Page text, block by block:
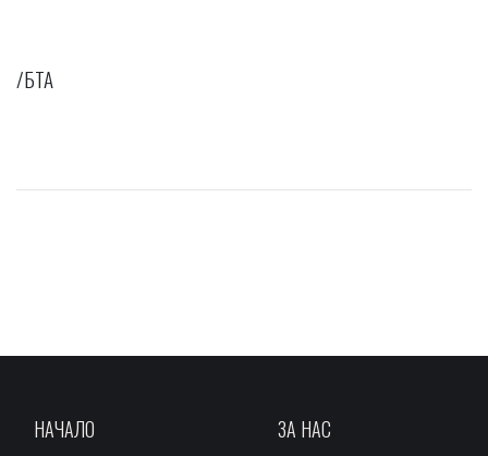
/БТА
НАЧАЛО
ЗА НАС